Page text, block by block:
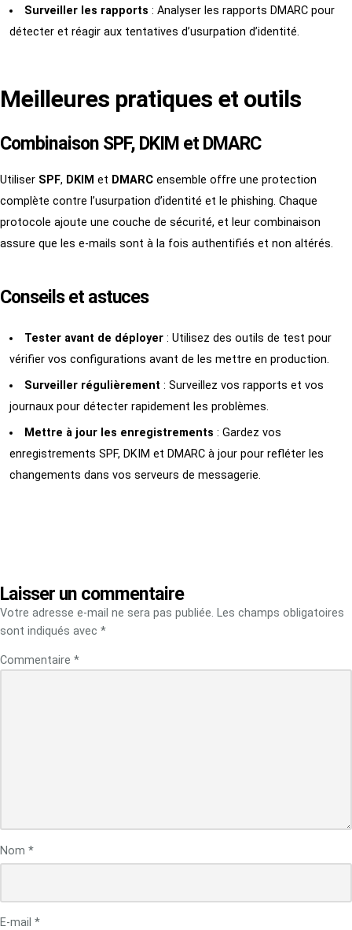
Surveiller les rapports : Analyser les rapports DMARC pour
détecter et réagir aux tentatives d’usurpation d’identité.
Meilleures pratiques et outils
Combinaison SPF, DKIM et DMARC
Utiliser SPF, DKIM et DMARC ensemble offre une protection
complète contre l’usurpation d’identité et le phishing. Chaque
protocole ajoute une couche de sécurité, et leur combinaison
assure que les e-mails sont à la fois authentifiés et non altérés.
Conseils et astuces
Tester avant de déployer : Utilisez des outils de test pour
vérifier vos configurations avant de les mettre en production.
Surveiller régulièrement : Surveillez vos rapports et vos
journaux pour détecter rapidement les problèmes.
Mettre à jour les enregistrements : Gardez vos
enregistrements SPF, DKIM et DMARC à jour pour refléter les
changements dans vos serveurs de messagerie.
Laisser un commentaire
Votre adresse e-mail ne sera pas publiée. Les champs obligatoires
sont indiqués avec *
Commentaire *
Nom *
E-mail *